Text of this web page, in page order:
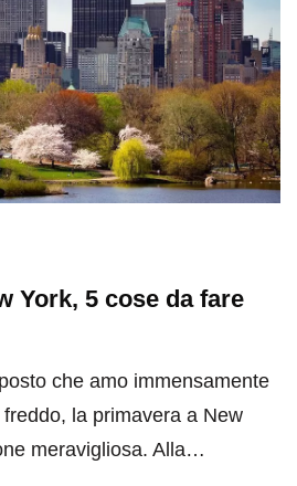
York, 5 cose da fare
che amo immensamente
freddo, la primavera a New
meravigliosa. Alla…